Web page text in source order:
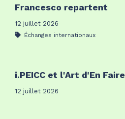
Francesco repartent
12 juillet 2026
Échanges internationaux
i.PEICC et l'Art d'En Faire
12 juillet 2026